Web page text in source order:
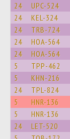
24 UPC-524
24 KEL-324
24 TRB-724
24 HOA-564
24 HOA-564
5 TPP-462
5 KHN-216
24 TPL-824
5 HNR-136
5 HNR-136
24 LET-520